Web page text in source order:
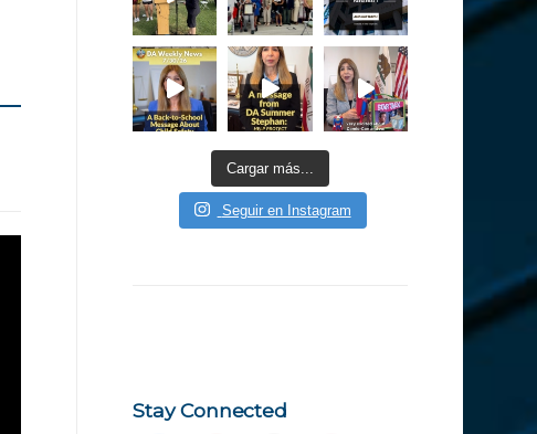
Cargar más...
Seguir en Instagram
Stay Connected